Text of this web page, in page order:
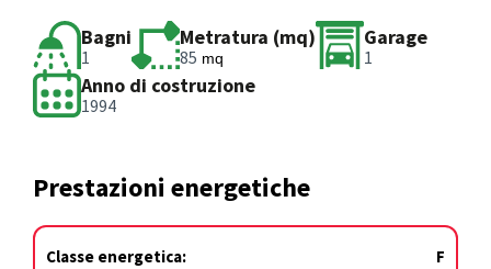
Bagni
1
Metratura (mq)
85 mq
Garage
1
Anno di costruzione
1994
Prestazioni energetiche
Classe energetica: F